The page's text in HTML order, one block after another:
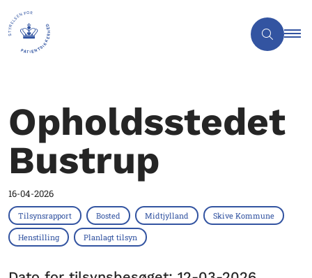
Opholdsstedet
Bustrup
16-04-2026
Tilsynsrapport Bosted Midtjylland Skive Kommune
Henstilling Planlagt tilsyn